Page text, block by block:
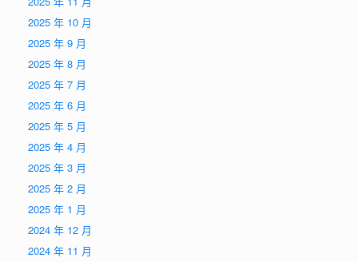
2025 年 10 月
2025 年 9 月
2025 年 8 月
2025 年 7 月
2025 年 6 月
2025 年 5 月
2025 年 4 月
2025 年 3 月
2025 年 2 月
2025 年 1 月
2024 年 12 月
2024 年 11 月